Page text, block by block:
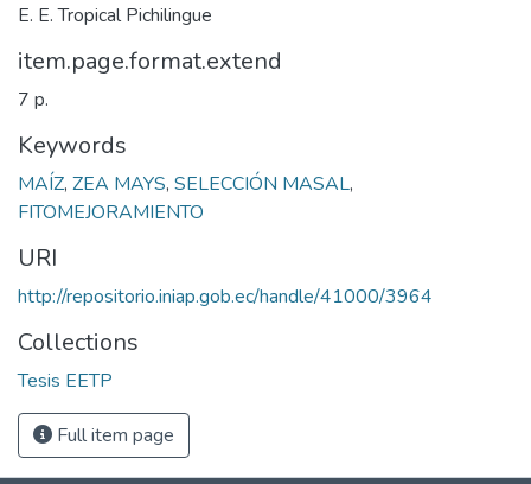
E. E. Tropical Pichilingue
item.page.format.extend
7 p.
Keywords
MAÍZ, ZEA MAYS, SELECCIÓN MASAL,
FITOMEJORAMIENTO
URI
http://repositorio.iniap.gob.ec/handle/41000/3964
Collections
Tesis EETP
Full item page